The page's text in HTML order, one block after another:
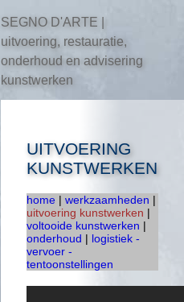
SEGNO D'ARTE |
uitvoering, restauratie,
onderhoud en advisering
kunstwerken
UITVOERING
KUNSTWERKEN
home | werkzaamheden |
uitvoering kunstwerken |
voltooide kunstwerken |
onderhoud | logistiek -
vervoer -
tentoonstellingen